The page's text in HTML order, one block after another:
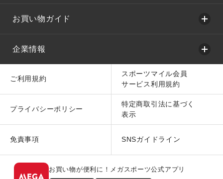
お買い物ガイド
企業情報
ご利用規約
スポーツマイル会員
サービス利用規約
プライバシーポリシー
特定商取引法に基づく
表示
免責事項 SNSガイドライン
お買い物が便利に！メガスポーツ公式アプリ